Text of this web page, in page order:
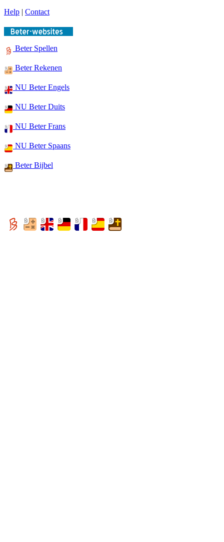
Help | Contact
Beter Spellen
Beter Rekenen
NU Beter Engels
NU Beter Duits
NU Beter Frans
NU Beter Spaans
Beter Bijbel